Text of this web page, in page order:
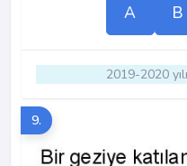
A B
2019-2020
9.